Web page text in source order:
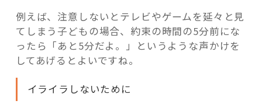
例えば、注意しないとテレビやゲームを延々と見
てしまう子どもの場合、約束の時間の5分前にな
ったら「あと5分だよ。」というような声かけを
してあげるとよいですね。
イライラしないために